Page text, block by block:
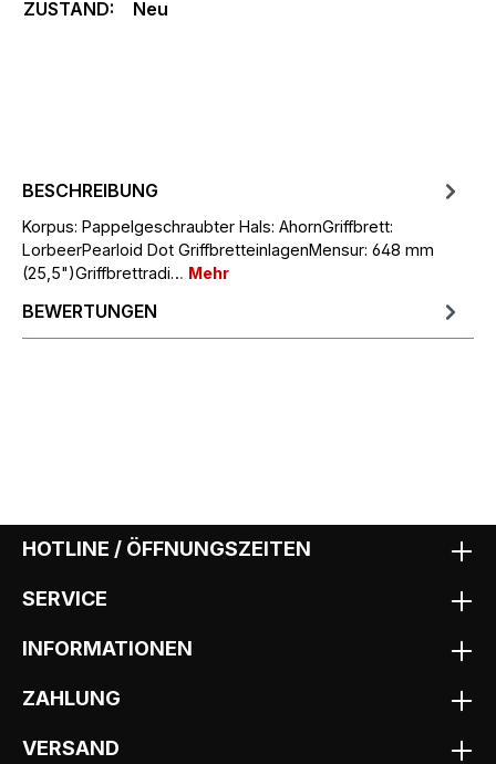
ZUSTAND:
Neu
BESCHREIBUNG
Korpus: Pappelgeschraubter Hals: AhornGriffbrett:
LorbeerPearloid Dot GriffbretteinlagenMensur: 648 mm
(25,5")Griffbrettradi… Mehr
BEWERTUNGEN
HOTLINE / ÖFFNUNGSZEITEN
SERVICE
INFORMATIONEN
ZAHLUNG
VERSAND